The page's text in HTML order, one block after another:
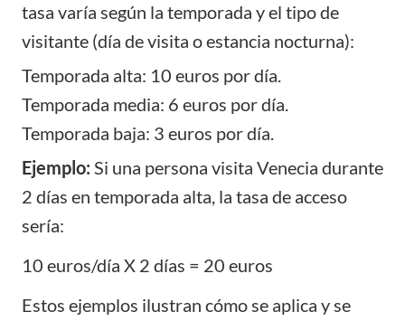
tasa varía según la temporada y el tipo de
visitante (día de visita o estancia nocturna):
Temporada alta: 10 euros por día.
Temporada media: 6 euros por día.
Temporada baja: 3 euros por día.
Ejemplo: Si una persona visita Venecia durante
2 días en temporada alta, la tasa de acceso
sería:
10 euros/día X 2 días = 20 euros
Estos ejemplos ilustran cómo se aplica y se